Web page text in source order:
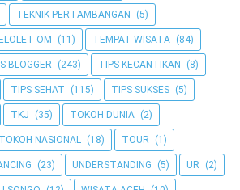
TEKNIK PERTAMBANGAN (5)
OM (11) TEMPAT WISATA (84)
BLOGGER (243) TIPS KECANTIKAN (8)
TIPS SEHAT (115) TIPS SUKSES (5)
TKJ (35) TOKOH DUNIA (2)
TOKOH NASIONAL (18) TOUR (1)
(23) UNDERSTANDING (5) UR (2)